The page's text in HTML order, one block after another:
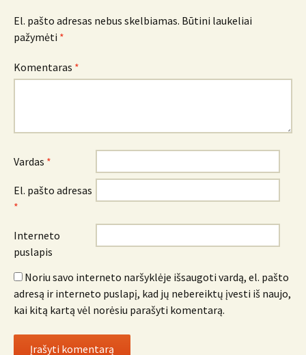
El. pašto adresas nebus skelbiamas. Būtini laukeliai
pažymėti *
Komentaras *
Vardas *
El. pašto adresas
*
Interneto
puslapis
Noriu savo interneto naršyklėje išsaugoti vardą, el. pašto
adresą ir interneto puslapį, kad jų nebereiktų įvesti iš naujo,
kai kitą kartą vėl norėsiu parašyti komentarą.